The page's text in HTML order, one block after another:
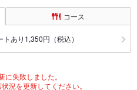
コース
あり1,350円（税込）
に失敗しました。
況を更新してください。